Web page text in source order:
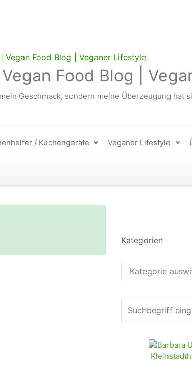
Food Blog |
Geschmack, sondern meine Überzeugung hat
/ Küchengeräte Veganer Lifestyle
Kategorien
Kategorien